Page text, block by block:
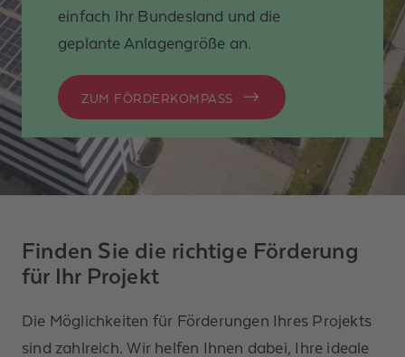
einfach Ihr Bundesland und die
geplante Anlagengröße an.
ZUM FÖRDERKOMPASS
Finden Sie die richtige Förderung
für Ihr Projekt
Die Möglichkeiten für Förderungen Ihres Projekts
sind zahlreich. Wir helfen Ihnen dabei, Ihre ideale